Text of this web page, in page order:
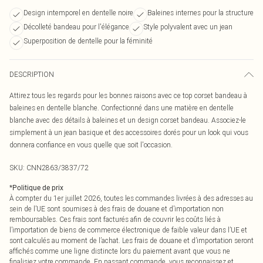
Design intemporel en dentelle noire
Baleines internes pour la structure
Décolleté bandeau pour l'élégance
Style polyvalent avec un jean
Superposition de dentelle pour la féminité
DESCRIPTION
Attirez tous les regards pour les bonnes raisons avec ce top corset bandeau à
baleines en dentelle blanche. Confectionné dans une matière en dentelle
blanche avec des détails à baleines et un design corset bandeau. Associez-le
simplement à un jean basique et des accessoires dorés pour un look qui vous
donnera confiance en vous quelle que soit l'occasion.
SKU: CNN2863/3837/72
*Politique de prix
À compter du 1er juillet 2026, toutes les commandes livrées à des adresses au
sein de l’UE sont soumises à des frais de douane et d’importation non
remboursables. Ces frais sont facturés afin de couvrir les coûts liés à
l’importation de biens de commerce électronique de faible valeur dans l’UE et
sont calculés au moment de l’achat. Les frais de douane et d’importation seront
affichés comme une ligne distincte lors du paiement avant que vous ne